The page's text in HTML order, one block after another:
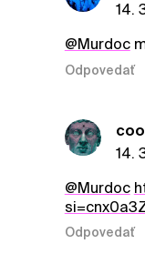
14.
@Murdoc
Odpovedať
14.
@Murdoc
Odpovedať